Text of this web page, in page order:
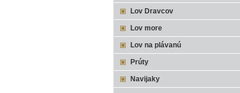
Lov Dravcov
Lov more
Lov na plávanú
Prúty
Navijaky